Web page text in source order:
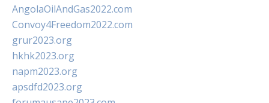
AngolaOilAndGas2022.com
Convoy4Freedom2022.com
grur2023.org
hkhk2023.org
napm2023.org
apsdfd2023.org